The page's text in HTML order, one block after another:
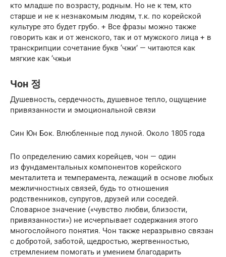
кто младше по возрасту, родным. Но не к тем, кто
старше и не к незнакомым людям, т.к. по корейской
культуре это будет грубо. + Все фразы можно также
говорить как и от женского, так и от мужского лица + в
транскрипции сочетание букв ‘чжи’ — читаются как
мягкие как ‘чжьи
Чон 정
Душевность, сердечность, душевное тепло, ощущение
привязанности и эмоциональной связи
Син Юн Бок. Влюбленные под луной. Около 1805 года
По определению самих корейцев, чон — один
из фундаментальных компо­нентов корейского
менталитета и темперамента, лежащий в основе любых
межличностных связей, будь то отноше­ния
родственников, супругов, друзей или соседей.
Словарное значение («чувство любви, близости,
привязанности») не исчерпывает содержания этого
многослойного понятия. Чон также нераз­рывно связан
с добротой, заботой, щедростью, жертвенностью,
стремлением помогать и умением благодарить